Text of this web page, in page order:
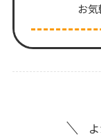
お